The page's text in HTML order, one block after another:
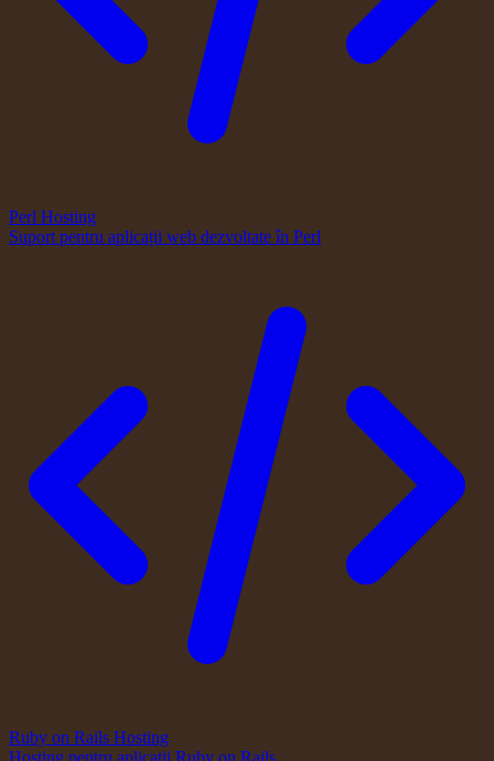
Perl Hosting
Suport pentru aplicații web dezvoltate în Perl
Ruby on Rails Hosting
Hosting pentru aplicații Ruby on Rails